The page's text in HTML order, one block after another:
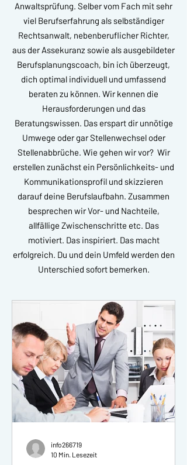
Anwaltsprüfung. Selber vom Fach mit sehr
viel Berufserfahrung als selbständiger
Rechtsanwalt, nebenberuflicher Richter,
aus der Assekuranz sowie als ausgebildeter
Berufsplanungscoach, bin ich überzeugt,
dich optimal individuell und umfassend
beraten zu können. Wir kennen die
Herausforderungen und das
Beratungswissen. Das erspart dir unnötige
Umwege oder gar Stellenwechsel oder
Stellenabbrüche. Wie gehen wir vor? Wir
erstellen zunächst ein Persönlichkeits- und
Kommunikationsprofil und skizzieren
darauf deine Berufslaufbahn. Zusammen
besprechen wir Vor- und Nachteile,
allfällige Zwischenschritte etc. Das
motiviert. Das inspiriert. Das macht
erfolgreich. Du und dein Umfeld werden den
Unterschied sofort bemerken.
info266719
10 Min. Lesezeit